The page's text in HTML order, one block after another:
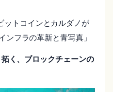
ットコインとカルダノが
ンフラの革新と青写真」
く、ブロックチェーンの